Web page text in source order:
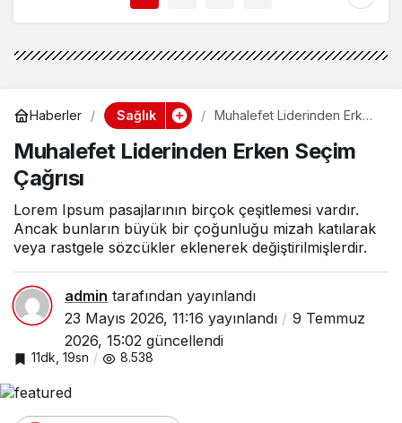
Haberler Sağlık
Muhalefet Liderinden Erken
Muhalefet Liderinden Erken Seçim
Çağrısı
Lorem Ipsum pasajlarının birçok çeşitlemesi vardır.
Ancak bunların büyük bir çoğunluğu mizah katılarak
veya rastgele sözcükler eklenerek değiştirilmişlerdir.
admin tarafından yayınlandı
23 Mayıs 2026, 11:16 yayınlandı
9 Temmuz
2026, 15:02 güncellendi
11dk, 19sn 8.538